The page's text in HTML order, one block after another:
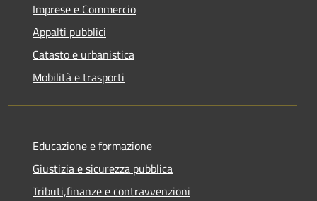
Imprese e Commercio
Appalti pubblici
Catasto e urbanistica
Mobilità e trasporti
Educazione e formazione
Giustizia e sicurezza pubblica
Tributi,finanze e contravvenzioni